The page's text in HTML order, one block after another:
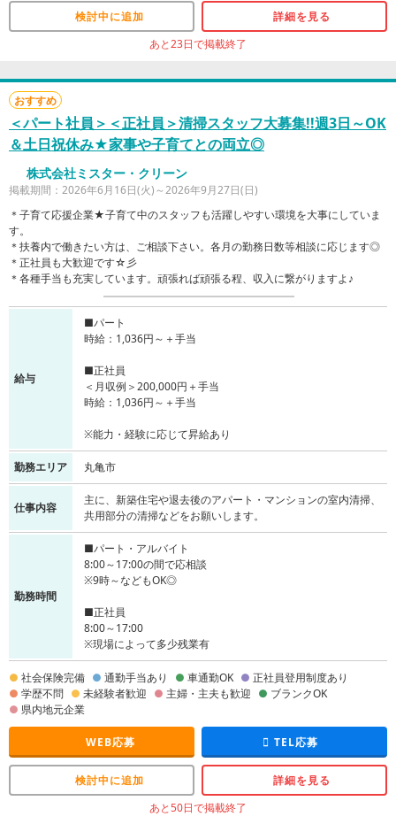
検討中に追加
詳細を見る
あと23日で掲載終了
おすすめ
＜パート社員＞＜正社員＞清掃スタッフ大募集!!週3日～OK
＆土日祝休み★家事や子育てとの両立◎
株式会社ミスター・クリーン
掲載期間：2026年6月16日(火)～2026年9月27日(日)
＊子育て応援企業★子育て中のスタッフも活躍しやすい環境を大事にしていま
す。
＊扶養内で働きたい方は、ご相談下さい。各月の勤務日数等相談に応じます◎
＊正社員も大歓迎です☆彡
＊各種手当も充実しています。頑張れば頑張る程、収入に繋がりますよ♪
給与
■パート
時給：1,036円～＋手当
■正社員
＜月収例＞200,000円＋手当
時給：1,036円～＋手当
※能力・経験に応じて昇給あり
勤務エリア 丸亀市
仕事内容
主に、新築住宅や退去後のアパート・マンションの室内清掃、
共用部分の清掃などをお願いします。
勤務時間
■パート・アルバイト
8:00～17:00の間で応相談
※9時～などもOK◎
■正社員
8:00～17:00
※現場によって多少残業有
社会保険完備 通勤手当あり 車通勤OK
正社員登用制度あり
学歴不問
未経験者歓迎 主婦・主夫も歓迎
ブランクOK
県内地元企業
WEB応募 TEL応募
検討中に追加
詳細を見る
あと50日で掲載終了